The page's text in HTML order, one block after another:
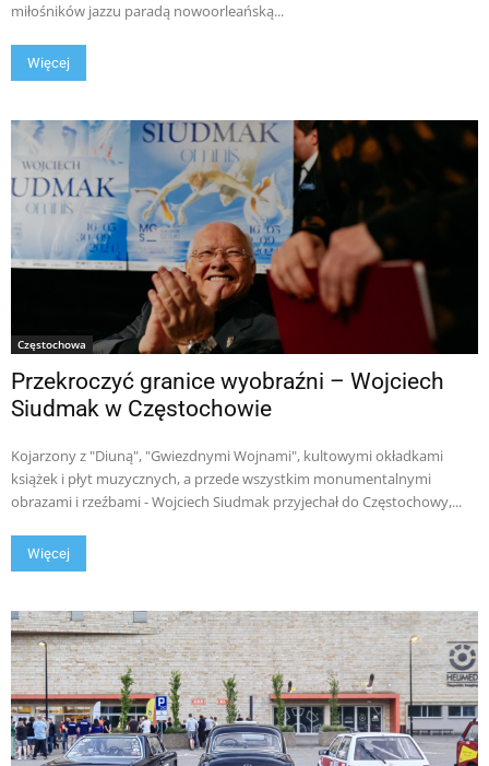
miłośników jazzu paradą nowoorleańską...
Więcej
Częstochowa
Przekroczyć granice wyobraźni – Wojciech
Siudmak w Częstochowie
Kojarzony z "Diuną", "Gwiezdnymi Wojnami", kultowymi okładkami
książek i płyt muzycznych, a przede wszystkim monumentalnymi
obrazami i rzeźbami - Wojciech Siudmak przyjechał do Częstochowy,...
Więcej